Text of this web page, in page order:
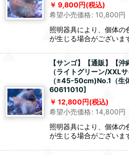
9,800円(税込)
希望小売価格: 10,800円
照明器具により、個体の
が生じる場合がございま
【サンゴ】【通販】【
（ライトグリーン/XXL
（±45-50cm)No.1（生
60611010]
12,800円(税込)
希望小売価格: 14,800円
照明器具により、個体の
が生じる場合がございま